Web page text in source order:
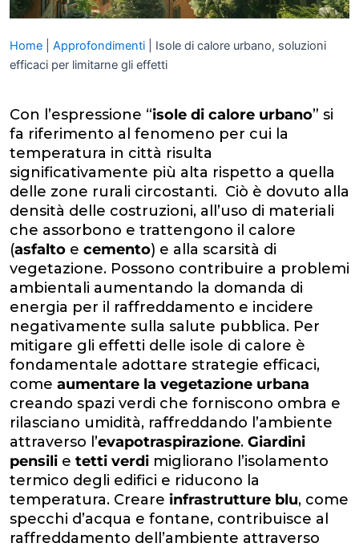
Home Approfondimenti
Isole di calore urbano, soluzioni
efficaci per limitarne gli effetti
Con l’espressione “isole di calore urbano” si
fa riferimento al fenomeno per cui la
temperatura in città risulta
significativamente più alta rispetto a quella
delle zone rurali circostanti. Ciò è dovuto alla
densità delle costruzioni, all’uso di materiali
che assorbono e trattengono il calore
(asfalto e cemento) e alla scarsità di
vegetazione. Possono contribuire a problemi
ambientali aumentando la domanda di
energia per il raffreddamento e incidere
negativamente sulla salute pubblica. Per
mitigare gli effetti delle isole di calore è
fondamentale adottare strategie efficaci,
come aumentare la vegetazione urbana
creando spazi verdi che forniscono ombra e
rilasciano umidità, raffreddando l’ambiente
attraverso l’evapotraspirazione. Giardini
pensili e tetti verdi migliorano l’isolamento
termico degli edifici e riducono la
temperatura. Creare infrastrutture blu, come
specchi d’acqua e fontane, contribuisce al
raffreddamento dell’ambiente attraverso